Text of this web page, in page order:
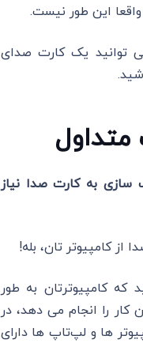
واقعا این طور نیست.
می ‌توانید یک کارت صدای
متداول
سازی به کارت صدا نیاز
از کامپیوتر تان، بله!
که کامپیوترتان به طور
را انجام می ‌دهد، در
ها و لپ‌تاپ ها دارای